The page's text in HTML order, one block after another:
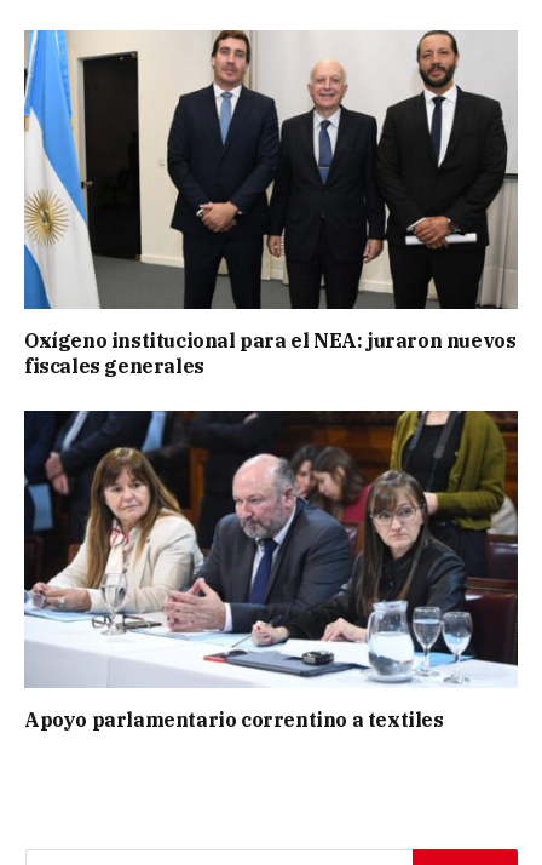
Oxígeno institucional para el NEA: juraron nuevos
fiscales generales
Apoyo parlamentario correntino a textiles